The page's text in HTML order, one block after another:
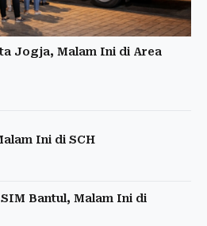
Jogja, Malam Ini di Area
Ini di SCH
Bantul, Malam Ini di